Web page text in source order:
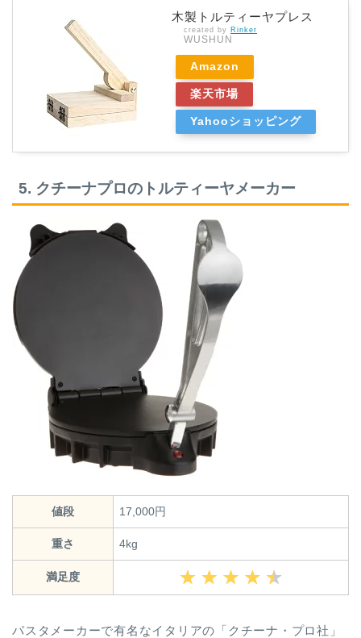
木製トルティーヤプレス
created by Rinker
WUSHUN
Amazon
楽天市場
Yahooショッピング
5. クチーナプロのトルティーヤメーカー
値段 17,000円
重さ 4kg
満足度
パスタメーカーで有名なイタリアの「クチーナ・プロ社」